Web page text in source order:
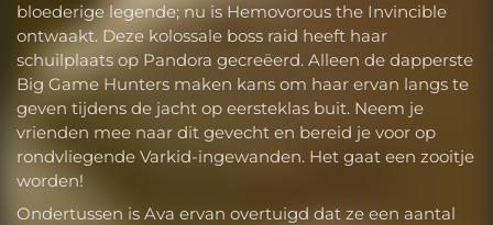
bloederige legende; nu is Hemovorous the Invincible
ontwaakt. Deze kolossale boss raid heeft haar
schuilplaats op Pandora gecreëerd. Alleen de dapperste
Big Game Hunters maken kans om haar ervan langs te
geven tijdens de jacht op eersteklas buit. Neem je
vrienden mee naar dit gevecht en bereid je voor op
rondvliegende Varkid-ingewanden. Het gaat een zooitje
worden!
Ondertussen is Ava ervan overtuigd dat ze een aantal